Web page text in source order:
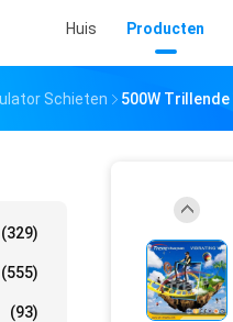
Huis Producten
Schieten 500W Trillende
(329)
(555)
(93)